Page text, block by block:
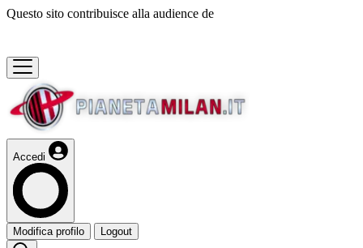
Questo sito contribuisce alla audience de
Accedi
Modifica profilo Logout